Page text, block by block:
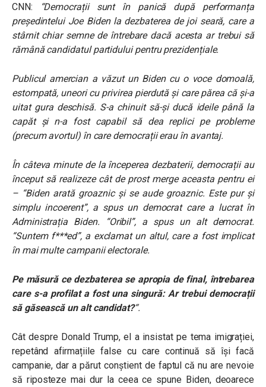
CNN:
“Democrații sunt în panică după performanța
președintelui Joe Biden la dezbaterea de joi seară, care a
stârnit chiar semne de întrebare dacă acesta ar trebui să
rămână candidatul partidului pentru prezidențiale.
Publicul amercian a văzut un Biden cu o voce domoală,
estompată, uneori cu privirea pierdută și care părea că și-a
uitat gura deschisă. S-a chinuit să-și ducă ideile până la
capăt și n-a fost capabil să dea replici pe probleme
(precum avortul) în care democrații erau în avantaj.
În câteva minute de la începerea dezbaterii, democrații au
început să realizeze cât de prost merge aceasta pentru ei
– “Biden arată groaznic și se aude groaznic. Este pur și
simplu incoerent”, a spus un democrat care a lucrat în
Administrația Biden. “Oribil”, a spus un alt democrat.
“Suntem f***ed”, a exclamat un altul, care a fost implicat
în mai multe campanii electorale.
Pe măsură ce dezbaterea se apropia de final, întrebarea
care s-a profilat a fost una singură: Ar trebui democrații
să găsească un alt candidat?“.
Cât despre Donald Trump, el a insistat pe tema imigrației,
repetând afirmațiile false cu care continuă să își facă
campanie, dar a părut conștient de faptul că nu are nevoie
să riposteze mai dur la ceea ce spune Biden, deoarece